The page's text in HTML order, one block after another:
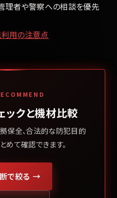
理者や警察への相談を優先
用の注意点
ックと機材比較
保全、合法的な防犯目的
めて確認できます。
で絞る →